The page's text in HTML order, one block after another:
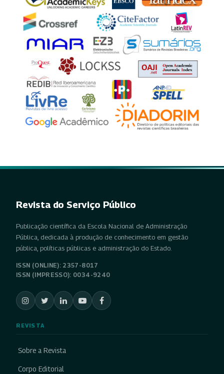
Revista do Serviço Público
Publicação científica da Escola Nacional de Administração
Pública, dedicada à produção de conhecimento em gestão
pública, políticas públicas e administração do Estado.
ISSN (ONLINE): 2357-8017
ISSN (IMPRESSO): 0034-9240
REVISTA
Sobre a Revista
Corpo Editorial